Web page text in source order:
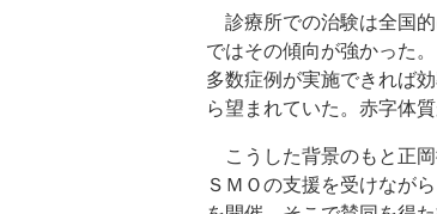
診療所での治験は全国
ではその傾向が強かった
多数症例が実施できれば
ら望まれていた。赤字体
こうした背景のもと正
ＳＭＯの支援を受けなが